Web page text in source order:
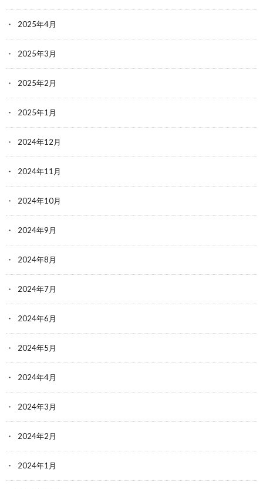
2025年4月
2025年3月
2025年2月
2025年1月
2024年12月
2024年11月
2024年10月
2024年9月
2024年8月
2024年7月
2024年6月
2024年5月
2024年4月
2024年3月
2024年2月
2024年1月